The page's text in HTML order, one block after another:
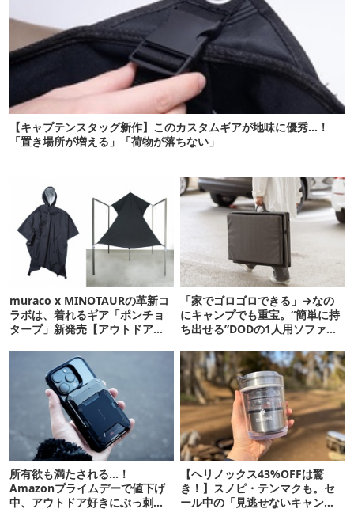
【キャプテンスタッグ新作】このカスタムギアが地味に優秀…！
「置き場所が増える」「荷物が落ちない」
muraco x MINOTAURの革新コ
ラボは、着れるギア「ポンチョ
タープ」新発売【アウトドア通
「家でゴロゴロできる」→なの
にキャンプでも重宝。“簡単に持
ち出せる”DODの1人用ソファが
所有欲も満たされる…！
Amazonプライムデーで値下げ
中、アウトドア好きにぶっ刺さ
【ヘリノックス43%OFFは驚
き！】スノピ・テンマクも。セ
ール中の「見逃せないキャンプ